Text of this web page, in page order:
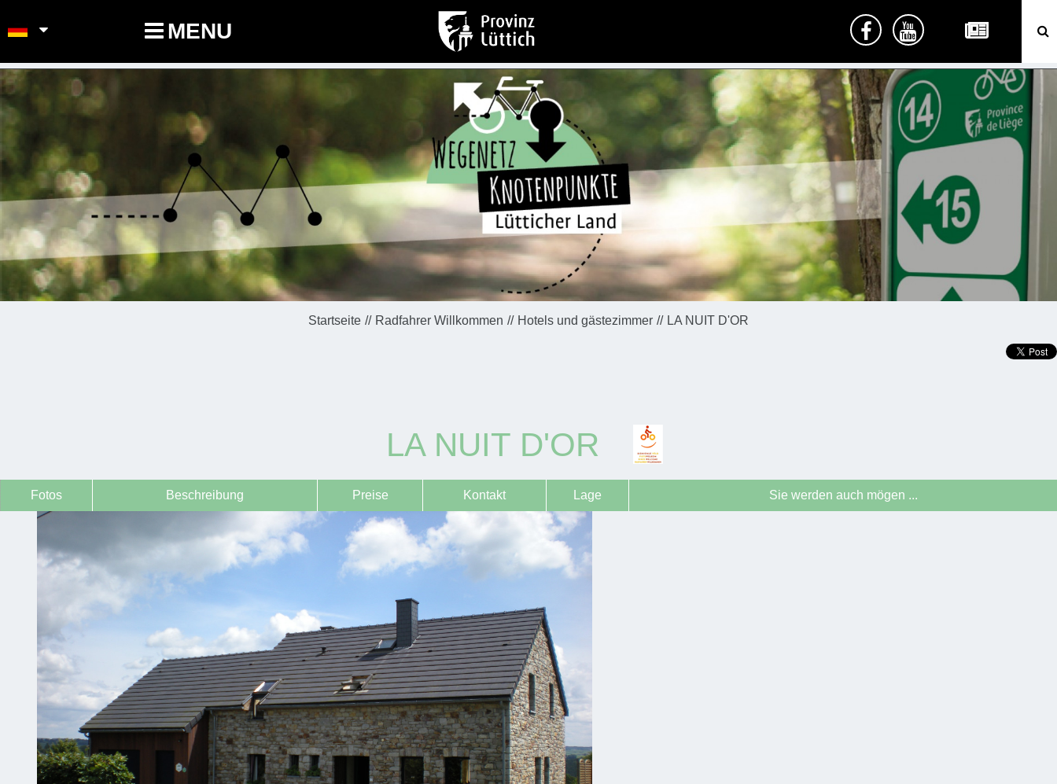
MENU
Startseite Radfahrer Willkommen Hotels und gästezimmer LA NUIT D'OR
LA NUIT D'OR
Fotos Beschreibung Preise Kontakt Lage Sie werden auch mögen ...